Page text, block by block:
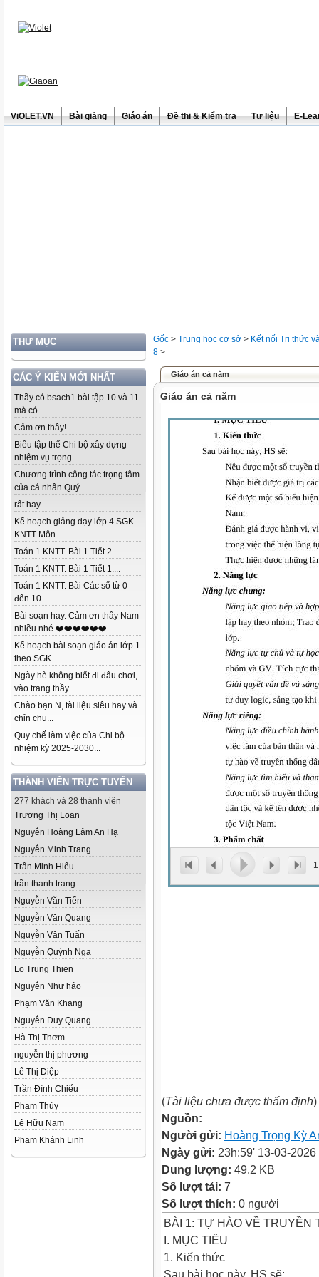
ViOLET.VN Bài giảng Giáo án Đề thi & Kiểm tra Tư liệu E-
THƯ MỤC
CÁC Ý KIẾN MỚI NHẤT
Thầy có bsach1 bài tập 10 và 11
mà có...
Cảm ơn thầy!...
Biểu tập thể Chi bộ xây dựng
nhiệm vụ trọng...
Chương trình công tác trọng tâm
của cá nhân Quý...
rất hay...
Kế hoạch giảng dạy lớp 4 SGK -
KNTT Môn...
Toán 1 KNTT. Bài 1 Tiết 2....
Toán 1 KNTT. Bài 1 Tiết 1....
Toán 1 KNTT. Bài Các số từ 0
đến 10...
Bài soạn hay. Cảm ơn thầy Nam
nhiều nhé ❤️❤️❤️❤️❤️❤️...
Kế hoạch bài soạn giáo án lớp 1
theo SGK...
Ngày hè không biết đi đâu chơi,
vào trang thầy...
Chào bạn N, tài liệu siêu hay và
chỉn chu...
Quy chế làm việc của Chi bộ
nhiệm kỳ 2025-2030...
THÀNH VIÊN TRỰC TUYẾN
277 khách và 28 thành viên
Trương Thị Loan
Nguyễn Hoàng Lâm An Hạ
Nguyễn Minh Trang
Trần Minh Hiếu
trần thanh trang
Nguyễn Văn Tiến
Nguyễn Văn Quang
Nguyễn Văn Tuấn
Nguyễn Quỳnh Nga
Lo Trung Thien
Nguyễn Như hảo
Phạm Văn Khang
Nguyễn Duy Quang
Hà Thị Thơm
nguyễn thị phương
Lê Thị Diệp
Trần Đình Chiểu
Phạm Thủy
Lê Hữu Nam
Phạm Khánh Linh
Gốc > Trung học cơ sở > Kết nối Tri thức
8 >
Giáo án cả năm
Giáo án cả năm
1
(Tài liệu chưa được thẩm định)
Nguồn:
Người gửi: Hoàng Trọng Kỳ
Ngày gửi: 23h:59' 13-03-2026
Dung lượng: 49.2 KB
Số lượt tải: 7
Số lượt thích: 0 người
BÀI 1: TỰ HÀO VỀ TRUYỀN
I. MỤC TIÊU
1. Kiến thức
Sau bài học này, HS sẽ: